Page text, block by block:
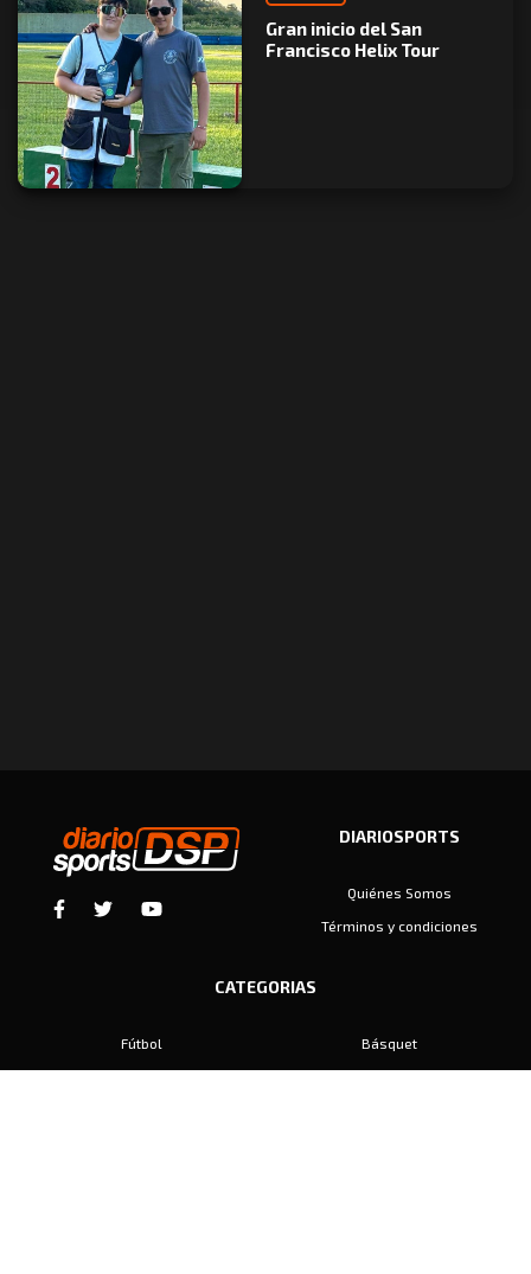
Gran inicio del San
Francisco Helix Tour
DIARIOSPORTS
Quiénes Somos
Términos y condiciones
CATEGORIAS
Fútbol
Básquet